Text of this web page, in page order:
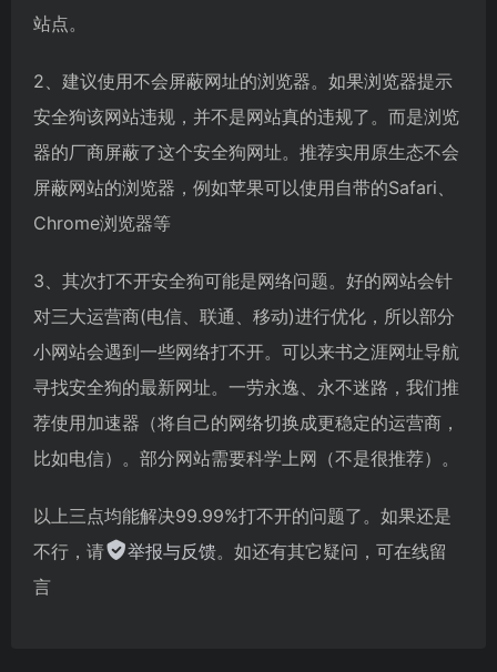
站点。
2、建议使用不会屏蔽网址的浏览器。如果浏览器提示
安全狗该网站违规，并不是网站真的违规了。而是浏览
器的厂商屏蔽了这个安全狗网址。推荐实用原生态不会
屏蔽网站的浏览器，例如苹果可以使用自带的Safari、
Chrome浏览器等
3、其次打不开安全狗可能是网络问题。好的网站会针
对三大运营商(电信、联通、移动)进行优化，所以部分
小网站会遇到一些网络打不开。可以来书之涯网址导航
寻找安全狗的最新网址。一劳永逸、永不迷路，我们推
荐使用加速器（将自己的网络切换成更稳定的运营商，
比如电信）。部分网站需要科学上网（不是很推荐）。
以上三点均能解决99.99%打不开的问题了。如果还是
不行，请
举报与反馈。如还有其它疑问，可在线留
言